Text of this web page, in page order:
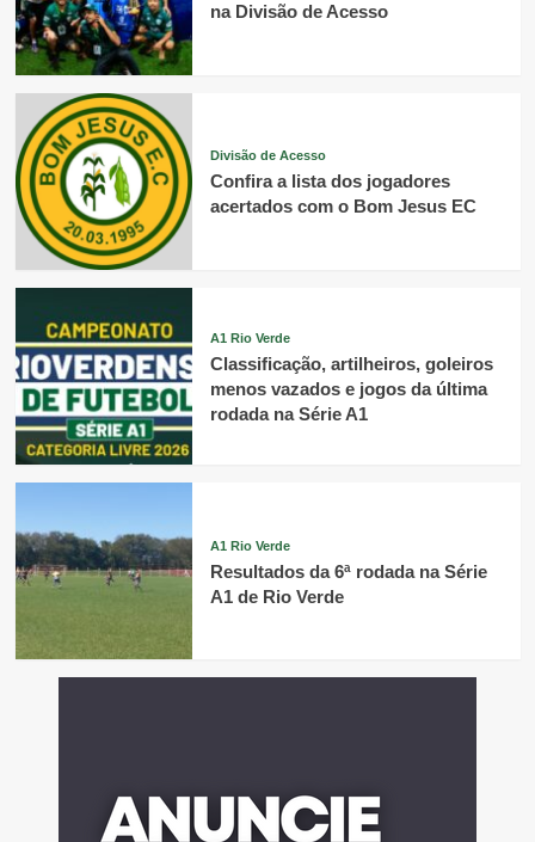
na Divisão de Acesso
Divisão de Acesso
Confira a lista dos jogadores
acertados com o Bom Jesus EC
A1 Rio Verde
Classificação, artilheiros, goleiros
menos vazados e jogos da última
rodada na Série A1
A1 Rio Verde
Resultados da 6ª rodada na Série
A1 de Rio Verde